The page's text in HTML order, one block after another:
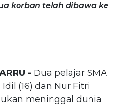
korban telah dibawa ke
- Dua pelajar SMA
(16) dan Nur Fitri
meninggal dunia